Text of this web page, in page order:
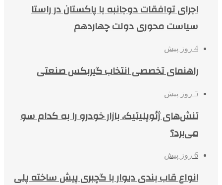
اجرای توافقات دوجانبه با پاکستان در راستا
سیاست محوری دولت چهاردهم
4 روز پیش
راهنمای تخصصی انتخاب گیربکس صنعتی
5 روز پیش
تنش‌های ژئوپلیتیک، بازار خودرو را به کدام سو
می‌برد؟
6 روز پیش
انواع قاب بندی دیوار با گچبری پیش ساخته پلی